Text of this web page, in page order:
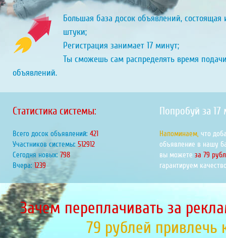
Большая база досок объявлений, состоящая
штуки;
Регистрация занимает 17 минут;
Ты сможешь сам распределять время
объявлений.
Статистика системы:
Всего досок объявлений: 459
Участников системы: 559739
Сегодня новых: 871
Вчера: 1352
Попробуй за 17
Напоминаем, что
объявление в нашу
вы можете за 79
гарантируем
Зачем переплачивать за
79 рублей